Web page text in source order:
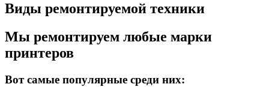
Виды ремонтируемой техники
Мы ремонтируем любые марки
принтеров
Вот самые популярные среди них: